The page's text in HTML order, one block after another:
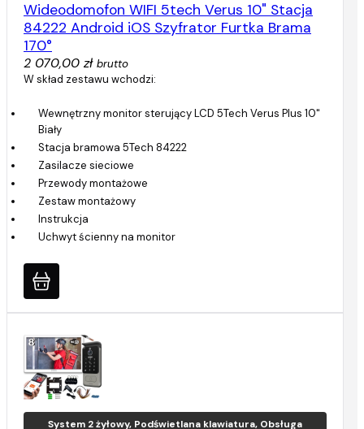
Wideodomofon WIFI 5tech Verus 10" Stacja
84222 Android iOS Szyfrator Furtka Brama
170°
2 070,00 zł brutto
W skład zestawu wchodzi:
Wewnętrzny monitor sterujący LCD 5Tech Verus Plus 10"
Biały
Stacja bramowa 5Tech 84222
Zasilacze sieciowe
Przewody montażowe
Zestaw montażowy
Instrukcja
Uchwyt ścienny na monitor
System 2 żyłowy, Podświetlana klawiatura, Obsługa